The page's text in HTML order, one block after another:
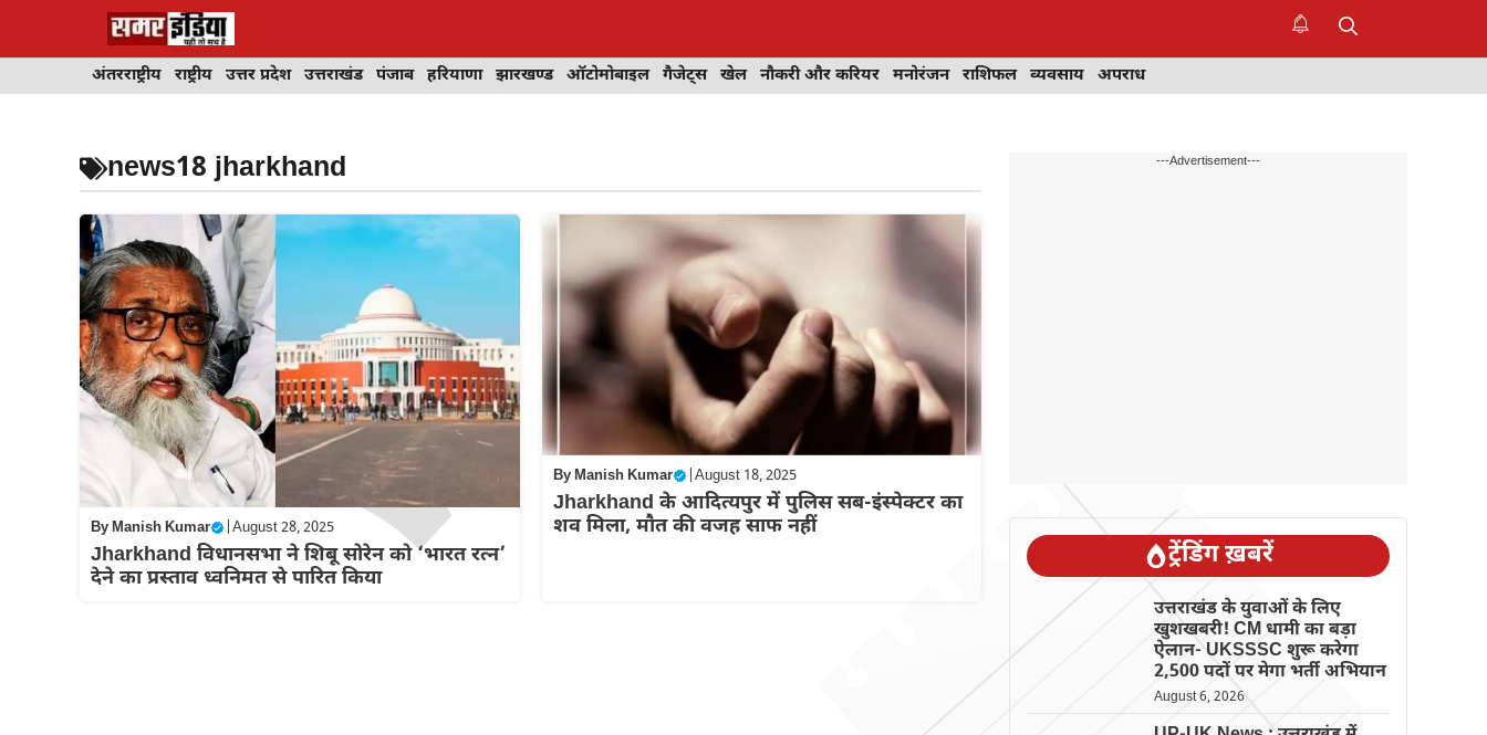
अंतरराष्ट्रीय राष्ट्रीय उत्तर प्रदेश उत्तराखंड पंजाब हरियाणा झारखण्ड ऑटोमोबाइल गैजेट्स खेल नौकरी और करियर मनोरंजन राशिफल व्यवसाय अपराध
news18 jharkhand
ByManish Kumar August 28, 2025
Jharkhand विधानसभा ने शिबू सोरेन को ‘भारत रत्न’
देने का प्रस्ताव ध्वनिमत से पारित किया
ByManish Kumar | August 18, 2025
Jharkhand के आदित्यपुर में पुलिस सब-इंस्पेक्टर का
शव मिला, मौत की वजह साफ नहीं
---Advertisement---
ट्रेंडिंग ख़बरें
उत्तराखंड के युवाओं के लिए
खुशखबरी! CM धामी का बड़ा
ऐलान- UKSSSC शुरू करेगा
2,500 पदों पर मेगा भर्ती अभियान
August 6, 2026